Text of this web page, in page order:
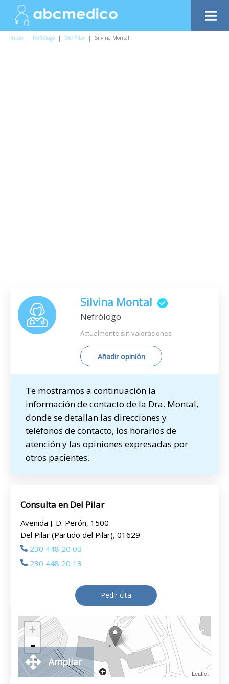
Inicio | Nefrólogo | Del Pilar | Silvina Montal
Silvina Montal
Nefrólogo
Actualmente sin valoraciones
Añadir opinión
Te mostramos a continuación la
información de contacto de la Dra. Montal,
donde se detallan las direcciones y
teléfonos de contacto, los horarios de
atención y las opiniones expresadas por
otros pacientes.
Consulta en Del Pilar
Avenida J. D. Perón, 1500
Del Pilar (Partido del Pilar), 01629
230 448 20 00
230 448 20 13
Pedir cita
+
-
Leaflet
Ampliar